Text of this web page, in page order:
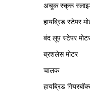
अचूक स्क्रू
हायब्रिड स्टेपर
बंद लूप स्टेपर
ब्रशलेस मोटर
चालक
हायब्रिड